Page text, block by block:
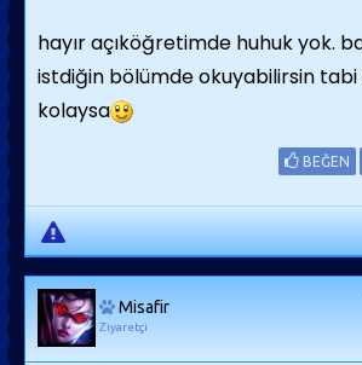
hayır açıköğretimde huhuk yok.
istdiğin bölümde okuyabilirsin
kolaysa
BEĞEN
Misafir
Ziyaretçi